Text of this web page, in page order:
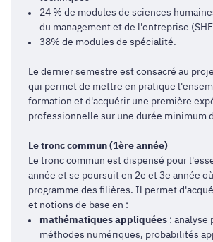
24 % de modules de sciences
du management et de l'entreprise
38% de modules de spécialité.
Le dernier semestre est consacré au
qui permet de mettre en pratique
formation et d'acquérir une première
professionnelle sur une durée minimum
Le tronc commun (1ère année)
Le tronc commun est dispensé pour
année et se poursuit en 2e et 3e année
programme des filières. Il permet
et notions de base en :
mathématiques appliquées : analyse
méthodes numériques, probabilités